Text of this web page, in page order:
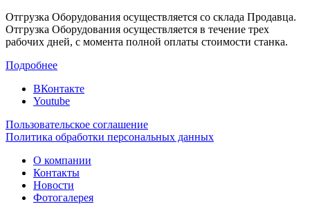
Отгрузка Оборудования осуществляется со склада Продавца.
Отгрузка Оборудования осуществляется в течение трех
рабочих дней, с момента полной оплаты стоимости станка.
Подробнее
ВКонтакте
Youtube
Пользовательское соглашение
Политика обработки персональных данных
О компании
Контакты
Новости
Фотогалерея